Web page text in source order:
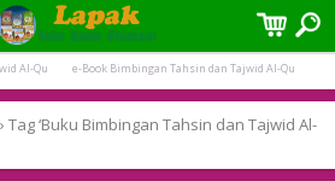
Al-Qu
e-Book Bimbingan Tahsin dan Tajwid Al-Qu
Al-Qu
e-Book Bimbingan Tahsin dan Tajwid Al-Qu
› Tag ‘Buku Bimbingan Tahsin dan Tajwid Al-